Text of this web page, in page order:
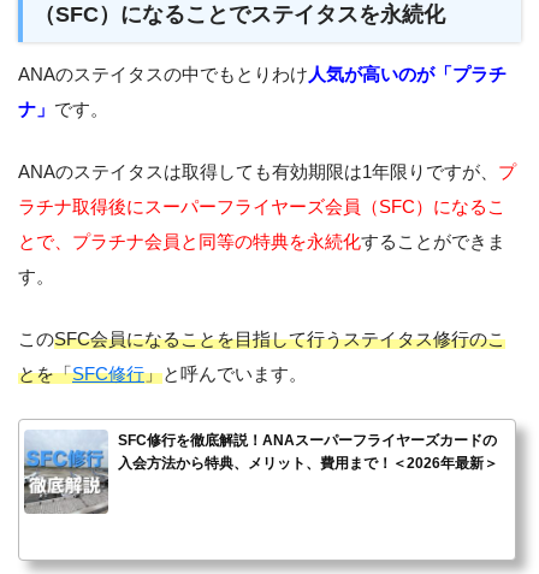
（SFC）になることでステイタスを永続化
ANAのステイタスの中でもとりわけ 人気が高いのが「プラチ
ナ」 です。
ANAのステイタスは取得しても有効期限は1年限りですが、 プ
ラチナ取得後にスーパーフライヤーズ会員（SFC）になるこ
とで、プラチナ会員と同等の特典を永続化することができま
す。
このSFC会員になることを目指して行うステイタス修行のこ
とを「SFC修行」と呼んでいます。
SFC修行を徹底解説！ANAスーパーフライヤーズカードの
入会方法から特典、メリット、費用まで！＜2026年最新＞